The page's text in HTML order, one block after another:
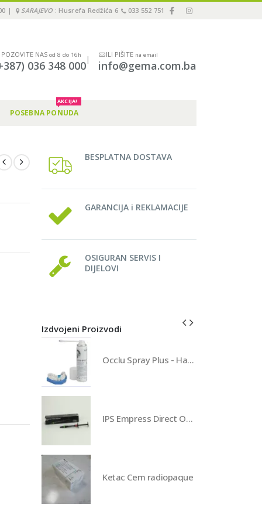
| SARAJEVO : Husrefa Redžića 6 033 552 751
POZOVITE NAS od 8 do 16h
036 348 000|
ILI PIŠITE na email
info@gema.com.ba
POSEBNA PONUDA
AKCIJA!
BESPLATNA DOSTAVA
GARANCIJA i REKLAMACIJE
OSIGURAN SERVIS I
DIJELOVI
Izdvojeni Proizvodi
Occlu Spray Plus - Hager Werken
IPS Empress Direct Opaque refill
Ketac Cem radiopaque